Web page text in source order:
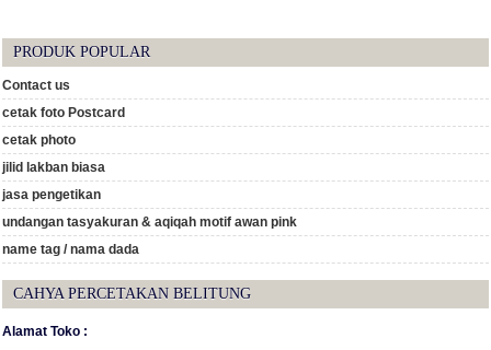
PRODUK POPULAR
Contact us
cetak foto Postcard
cetak photo
jilid lakban biasa
jasa pengetikan
undangan tasyakuran & aqiqah motif awan pink
name tag / nama dada
CAHYA PERCETAKAN BELITUNG
Alamat Toko :